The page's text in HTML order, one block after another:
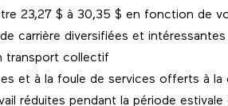
23,27 $ à 30,35 $ en fonction de
carrière diversifiées et
transport collectif
et à la foule de services offerts à la
réduites pendant la période